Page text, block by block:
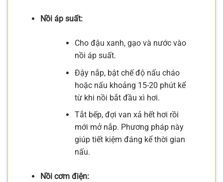
Nồi áp suất:
Cho đậu xanh, gạo và nước vào
nồi áp suất.
Đậy nắp, bật chế độ nấu cháo
hoặc nấu khoảng 15-20 phút kể
từ khi nồi bắt đầu xì hơi.
Tắt bếp, đợi van xả hết hơi rồi
mới mở nắp. Phương pháp này
giúp tiết kiệm đáng kể thời gian
nấu.
Nồi cơm điện: